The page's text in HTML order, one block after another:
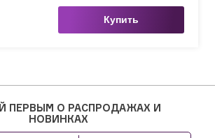
Купить
ПЕРВЫМ О РАСПРОДАЖАХ И
НОВИНКАХ